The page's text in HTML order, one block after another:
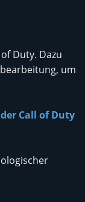
Duty. Dazu
um
Call of Duty